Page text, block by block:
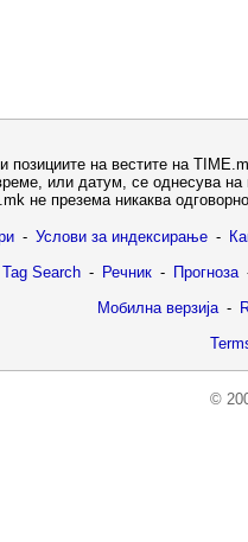
позициите на вестите на
или датум, се однесува
не презема никаква
- Услови за индексирање -
Tag Search - Речник - Прогноза
Мобилна верзија -
©